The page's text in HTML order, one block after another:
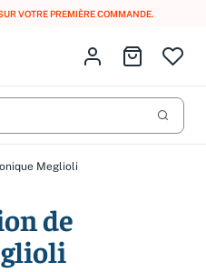
VOTRE PREMIÈRE COMMANDE.
Lancer
Identifiez-vous
Aller au
Meglioli
de